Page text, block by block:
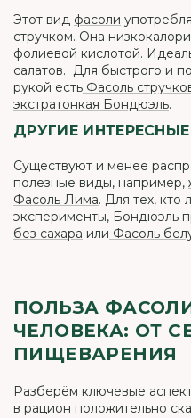
Этот вид фасоли
стручком. Она
фолиевой кислотой.
салатов. Для быстрого и
рукой есть Фасоль
экстратонкая Бондюэль.
ДРУГИЕ
Существуют и менее
полезные виды, например,
Фасоль Лима. Для тех, кто
эксперименты, Бондюэль
без сахара или Фасоль
ПОЛЬЗА
ЧЕЛОВЕКА: ОТ
ПИЩЕВАРЕНИЯ
Разберём ключевые
в рацион положительно